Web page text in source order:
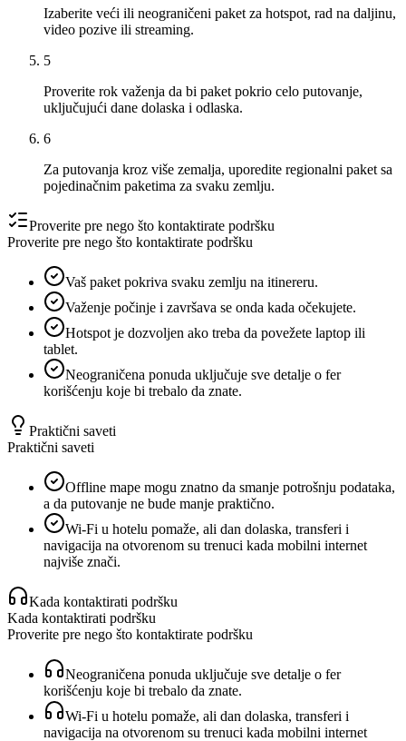
Izaberite veći ili neograničeni paket za hotspot, rad na daljinu,
video pozive ili streaming.
5
Proverite rok važenja da bi paket pokrio celo putovanje,
uključujući dane dolaska i odlaska.
6
Za putovanja kroz više zemalja, uporedite regionalni paket sa
pojedinačnim paketima za svaku zemlju.
Proverite pre nego što kontaktirate podršku
Proverite pre nego što kontaktirate podršku
Vaš paket pokriva svaku zemlju na itinereru.
Važenje počinje i završava se onda kada očekujete.
Hotspot je dozvoljen ako treba da povežete laptop ili
tablet.
Neograničena ponuda uključuje sve detalje o fer
korišćenju koje bi trebalo da znate.
Praktični saveti
Praktični saveti
Offline mape mogu znatno da smanje potrošnju podataka,
a da putovanje ne bude manje praktično.
Wi‑Fi u hotelu pomaže, ali dan dolaska, transferi i
navigacija na otvorenom su trenuci kada mobilni internet
najviše znači.
Kada kontaktirati podršku
Kada kontaktirati podršku
Proverite pre nego što kontaktirate podršku
Neograničena ponuda uključuje sve detalje o fer
korišćenju koje bi trebalo da znate.
Wi‑Fi u hotelu pomaže, ali dan dolaska, transferi i
navigacija na otvorenom su trenuci kada mobilni internet